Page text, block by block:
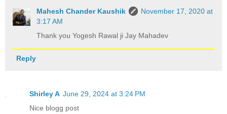
Mahesh Chander Kaushik
November 17, 2020 at
3:17 AM
Thank you Yogesh Rawal ji Jay Mahadev
Reply
Shirley A June 29, 2024 at 3:24 PM
Nice blogg post